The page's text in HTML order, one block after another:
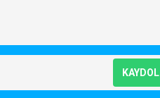
KAYDOL